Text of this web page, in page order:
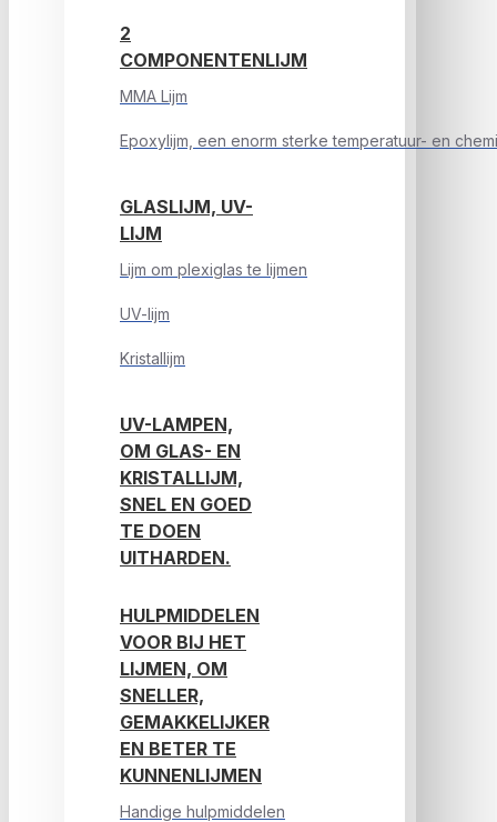
2
COMPONENTENLIJM
MMA Lijm
Epoxylijm, een enorm sterke temperatuur- en
GLASLIJM, UV-
LIJM
Lijm om plexiglas te lijmen
UV-lijm
Kristallijm
UV-LAMPEN,
OM GLAS- EN
KRISTALLIJM,
SNEL EN GOED
TE DOEN
UITHARDEN.
HULPMIDDELEN
VOOR BIJ HET
LIJMEN, OM
SNELLER,
GEMAKKELIJKER
EN BETER TE
KUNNENLIJMEN
Handige hulpmiddelen